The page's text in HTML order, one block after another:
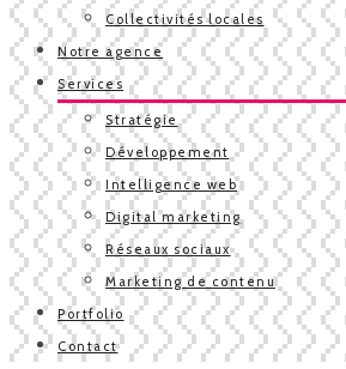
Collectivités locales
Notre agence
Services
Stratégie
Développement
Intelligence web
Digital marketing
Réseaux sociaux
Marketing de contenu
Portfolio
Contact